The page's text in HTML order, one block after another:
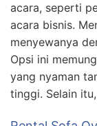
acara, seperti
acara bisnis.
menyewanya
Opsi ini
yang nyaman
tinggi. Selain